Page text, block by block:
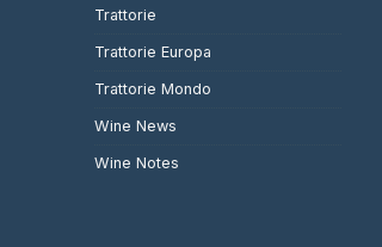
Trattorie
Trattorie Europa
Trattorie Mondo
Wine News
Wine Notes